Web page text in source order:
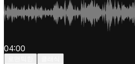
04:00